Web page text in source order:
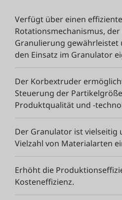
Verfügt über einen
Rotationsmechanismus,
Granulierung
den Einsatz im Granulator
Der Korbextruder
Steuerung der
Produktqualität und -
Der Granulator ist vielseitig
Vielzahl von Materialarten
Erhöht die
Kosteneffizienz.